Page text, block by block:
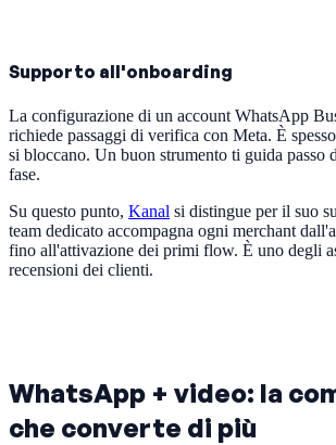
Supporto all'onboarding
La configurazione di un account WhatsApp
richiede passaggi di verifica con Meta. È
si bloccano. Un buon strumento ti guida passo
fase.
Su questo punto, Kanal si distingue per il suo
team dedicato accompagna ogni merchant
fino all'attivazione dei primi flow. È uno degli
recensioni dei clienti.
WhatsApp + video: la
che converte di più